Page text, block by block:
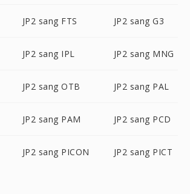
JP2 sang FTS JP2 sang G3
JP2 sang IPL JP2 sang MNG
JP2 sang OTB JP2 sang PAL
JP2 sang PAM JP2 sang PCD
JP2 sang PICON JP2 sang PICT